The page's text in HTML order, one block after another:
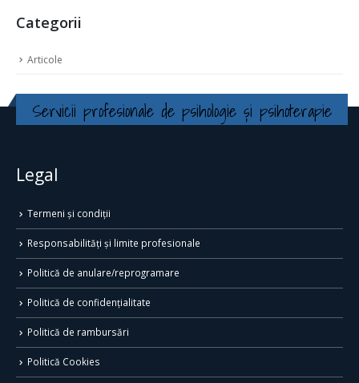
Categorii
Articole
Servicii profesionale de psihologie și psihoterapie
Legal
Termeni și condiții
Responsabilități și limite profesionale
Politică de anulare/reprogramare
Politică de confidențialitate
Politică de rambursări
Politică Cookies